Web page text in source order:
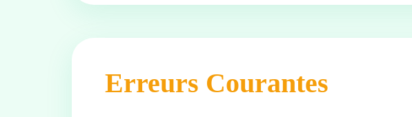
Erreurs Courantes